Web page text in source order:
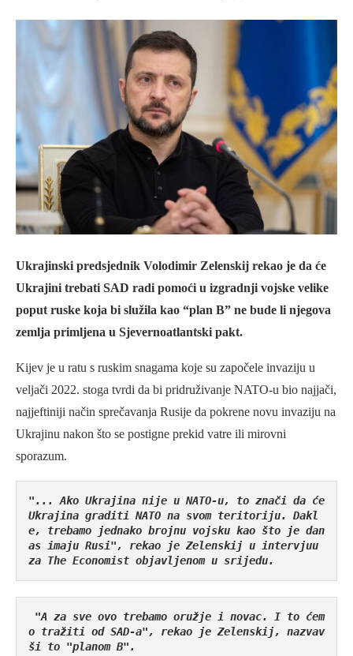
Ukrajinski predsjednik Volodimir Zelenskij rekao je da će
Ukrajini trebati SAD radi pomoći u izgradnji vojske velike
poput ruske koja bi služila kao “plan B” ne bude li njegova
zemlja primljena u Sjevernoatlantski pakt.
Kijev je u ratu s ruskim snagama koje su započele invaziju u
veljači 2022. stoga tvrdi da bi pridruživanje NATO-u bio najjači,
najjeftiniji način sprečavanja Rusije da pokrene novu invaziju na
Ukrajinu nakon što se postigne prekid vatre ili mirovni
sporazum.
"... Ako Ukrajina nije u NATO-u, to znači da će
Ukrajina graditi NATO na svom teritoriju. Dakl
e, trebamo jednako brojnu vojsku kao što je dan
as imaju Rusi", rekao je Zelenskij u intervjuu
za The Economist objavljenom u srijedu.
o tražiti od SAD-a", rekao je Zelenskij, nazvav
ši to "planom B".